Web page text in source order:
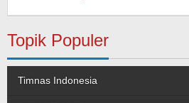
Topik Populer
Timnas Indonesia